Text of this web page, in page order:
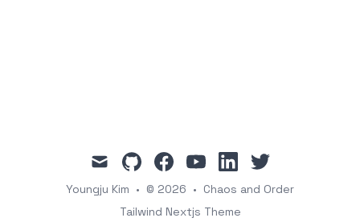
mail githubfacebookyoutubelinkedintwitter
Youngju Kim • © 2026 • Chaos and Order
Tailwind Nextjs Theme